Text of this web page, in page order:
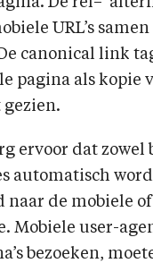
URL’s
canonical link
pagina als kopie
ervoor dat zowel
automatisch
naar de mobiele of
Mobiele user-
bezoeken,